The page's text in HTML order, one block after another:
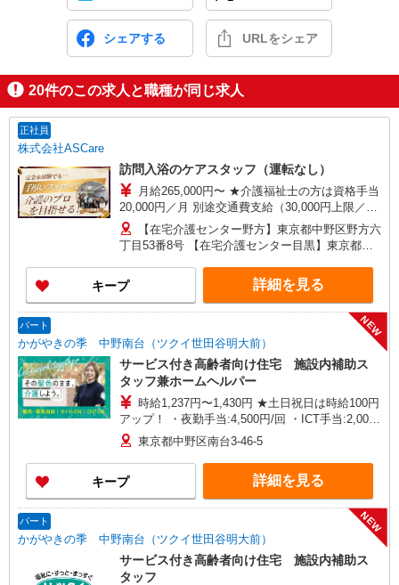
シェアする URLをシェア
20件のこの求人と職種が同じ求人
正社員
株式会社ASCare
訪問入浴のケアスタッフ（運転なし）
月給265,000円〜 ★介護福祉士の方は資格手当
20,000円／月 別途交通費支給（30,000円上限／
月） 別途残業手当（月平均残業時間15時間）残業
代全額支給
【在宅介護センター野方】東京都中野区野方六
丁目53番8号 【在宅介護センター目黒】東京都目
【在宅介護センター小岩】東京都江戸川区西小岩
四丁目14-6 メゾン司1階1F号室 【在宅介護セン
ター西東京】東京都西東京市西原町一丁目4-6 サ
ンハイツ101号室 【在宅介護センター石神井】東
京都練馬区石神井町三丁目18-4 ユービル102号
【在宅介護センター大田】東京都大田区蒲田二丁
目19-8
キープ 詳細を見る
パート
かがやきの季 中野南台（ツクイ世田谷明大前）
NEW
サービス付き高齢者向け住宅 施設内補助ス
タッフ兼ホームヘルパー
時給1,237円〜1,430円 ★土日祝日は時給100円
アップ！ ・夜勤手当:4,500円/回 ・ICT手当:2,000
円/月 ※給与幅は資格・経験等による
東京都中野区南台3-46-5
キープ 詳細を見る
パート
かがやきの季 中野南台（ツクイ世田谷明大前）
NEW
サービス付き高齢者向け住宅 施設内補助ス
タッフ